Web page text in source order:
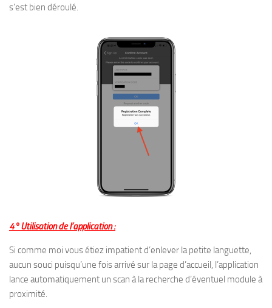
s’est bien déroulé.
4° Utilisation de l’application :
Si comme moi vous étiez impatient d’enlever la petite languette,
aucun souci puisqu’une fois arrivé sur la page d’accueil, l’application
lance automatiquement un scan à la recherche d’éventuel module à
proximité.